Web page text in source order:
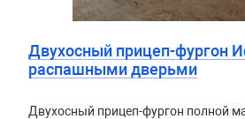
Двухосный прицеп-фургон
распашными дверьми
Двухосный прицеп-фургон полной